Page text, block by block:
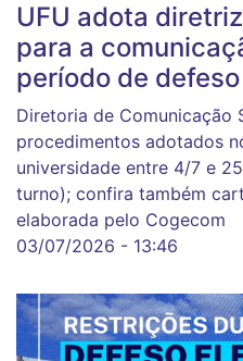
UFU adota
para a
período de
Diretoria de Comunicação
procedimentos adotados
universidade entre 4/7 e
turno); confira também
elaborada pelo Cogecom
03/07/2026 - 13:46